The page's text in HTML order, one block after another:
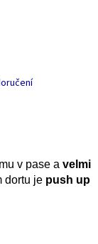
v pase a velmi
dortu je push up